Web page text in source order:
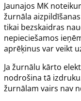
Jaunajos MK
žurnāla
tikai bezskaidras
nepieciešamos
aprēķinus var veikt
Ja žurnālu kārto
nodrošina tā
žurnālam vairs nav